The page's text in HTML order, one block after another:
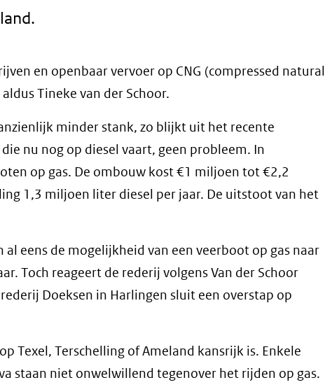
en openbaar vervoer op CNG (compressed natural
Tineke van der Schoor.
minder stank, zo blijkt uit het recente
nu nog op diesel vaart, geen probleem. In
op gas. De ombouw kost €1 miljoen tot €2,2
1,3 miljoen liter diesel per jaar. De uitstoot van het
eens de mogelijkheid van een veerboot op gas naar
Toch reageert de rederij volgens Van der Schoor
Doeksen in Harlingen sluit een overstap op
Texel, Terschelling of Ameland kansrijk is. Enkele
staan niet onwelwillend tegenover het rijden op gas.